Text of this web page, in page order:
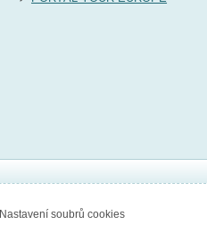
Nastavení soubrů cookies